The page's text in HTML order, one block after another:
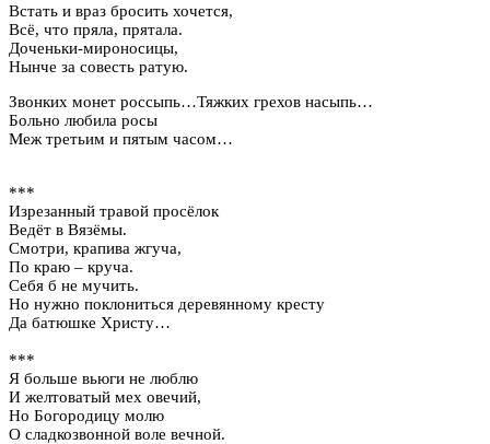
Встать и враз бросить хочется,
Всё, что пряла, прятала.
Доченьки-мироносицы,
Нынче за совесть ратую.
Звонких монет россыпь…Тяжких грехов насыпь…
Больно любила росы
Меж третьим и пятым часом…
***
Изрезанный травой просёлок
Ведёт в Вязёмы.
Смотри, крапива жгуча,
По краю – круча.
Себя б не мучить.
Но нужно поклониться деревянному кресту
Да батюшке Христу…
***
Я больше вьюги не люблю
И желтоватый мех овечий,
Но Богородицу молю
О сладкозвонной воле вечной.